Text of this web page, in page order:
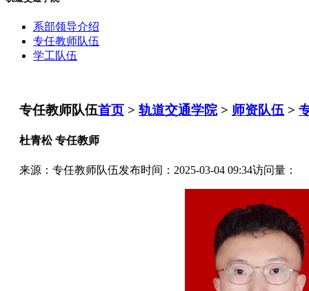
系部领导介绍
专任教师队伍
学工队伍
专任教师队伍首页 > 轨道交通学院> 师资队伍 >
杜青松 专任教师
来源：专任教师队伍发布时间：2025-03-04 09:34访问量：